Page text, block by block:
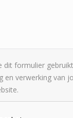
dit formulier
en verwerking van